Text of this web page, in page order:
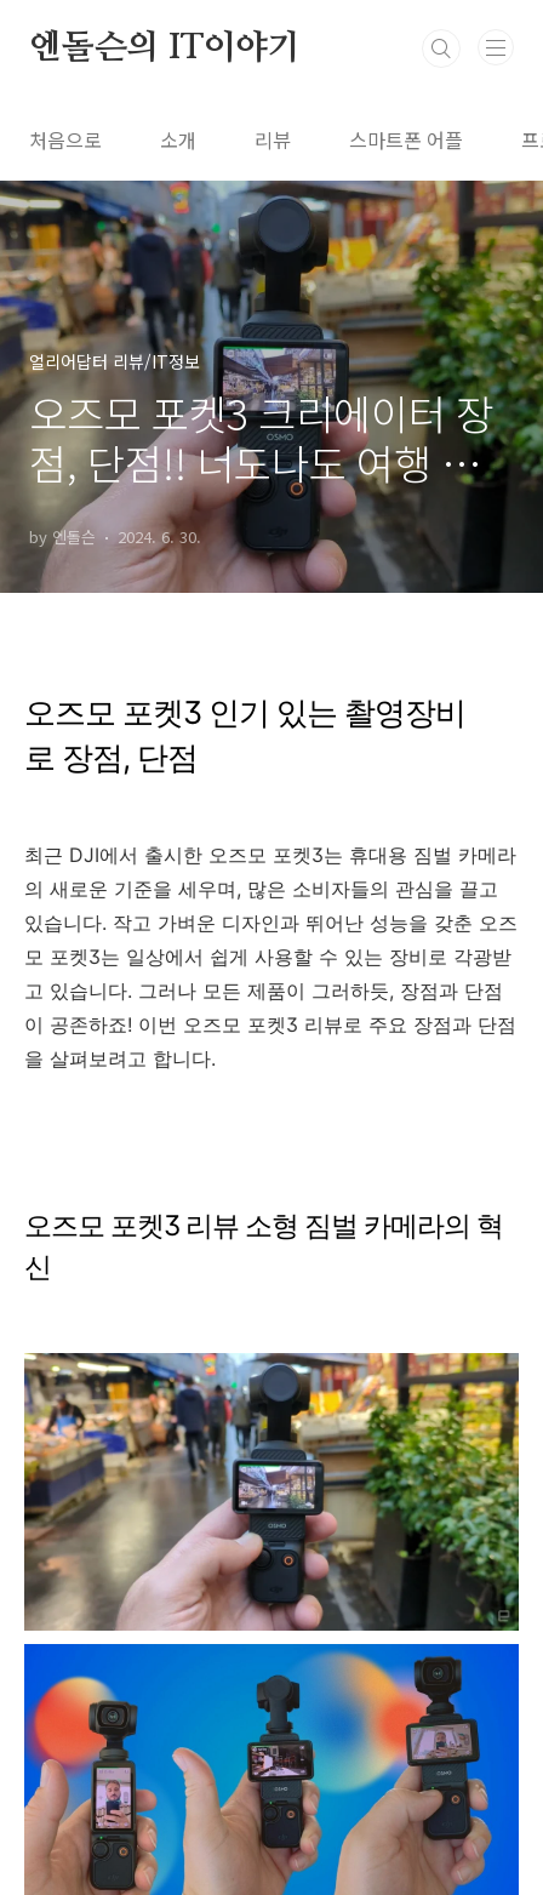
엔돌슨의 IT이야기
처음으로 소개 리뷰 스마트폰 어플
얼리어답터 리뷰/IT정보
오즈모 포켓3 크리에이터 장
점, 단점!! 너도나도 여행 브
이로그 인기 유튜버 촬영장비
by 엔돌슨 2024. 6. 30.
오즈모 포켓3 인기 있는 촬영장비
로 장점, 단점
최근 DJI에서 출시한 오즈모 포켓3는 휴대용 짐벌 카메라
의 새로운 기준을 세우며, 많은 소비자들의 관심을 끌고
있습니다. 작고 가벼운 디자인과 뛰어난 성능을 갖춘 오즈
모 포켓3는 일상에서 쉽게 사용할 수 있는 장비로 각광받
고 있습니다. 그러나 모든 제품이 그러하듯, 장점과 단점
이 공존하죠! 이번 오즈모 포켓3 리뷰로 주요 장점과 단점
을 살펴보려고 합니다.
오즈모 포켓3 리뷰 소형 짐벌 카메라의 혁
신